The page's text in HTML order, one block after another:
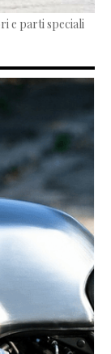
e parti speciali